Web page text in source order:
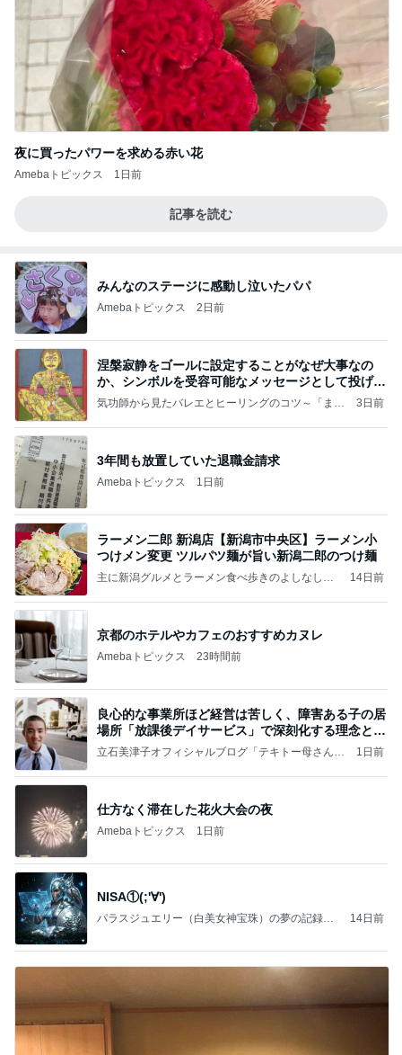
夜に買ったパワーを求める赤い花
Amebaトピックス 1日前
記事を読む
みんなのステージに感動し泣いたパパ
Amebaトピックス 2日前
涅槃寂静をゴールに設定することがなぜ大事なの
か、シンボルを受容可能なメッセージとして投げる
ことが
気功師から見たバレエとヒーリングのコツ～「まと
3日前
3年間も放置していた退職金請求
Amebaトピックス 1日前
ラーメン二郎 新潟店【新潟市中央区】ラーメン小
つけメン変更 ツルパツ麺が旨い新潟二郎のつけ麺
主に新潟グルメとラーメン食べ歩きのよしなしご
14日前
京都のホテルやカフェのおすすめカヌレ
Amebaトピックス 23時間前
良心的な事業所ほど経営は苦しく、障害ある子の居
場所「放課後デイサービス」で深刻化する理念と現
実の
立石美津子オフィシャルブログ「テキトー母さんの
1日前
仕方なく滞在した花火大会の夜
Amebaトピックス 1日前
NISA①(;'∀')
パラスジュエリー（白美女神宝珠）の夢の記録
14日前